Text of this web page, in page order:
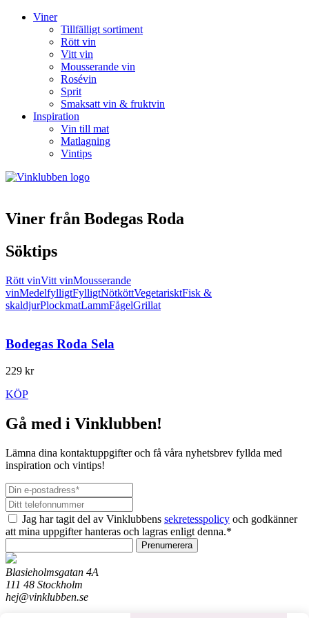
Viner
Tillfälligt sortiment
Rött vin
Vitt vin
Mousserande vin
Rosévin
Sprit
Smaksatt vin & fruktvin
Inspiration
Vin till mat
Matlagning
Vintips
Viner från Bodegas Roda
Söktips
Rött vinVitt vinMousserande
vinMedelfylligtFylligtNötköttVegetarisktFisk &
skaldjurPlockmatLammFågelGrillat
Bodegas Roda Sela
229 kr
KÖP
Gå med i Vinklubben!
Lämna dina kontaktuppgifter och få våra nyhetsbrev fyllda med
inspiration och vintips!
Jag har tagit del av Vinklubbens sekretesspolicy och godkänner
att mina uppgifter hanteras och lagras enligt denna.*
Prenumerera
Blasieholmsgatan 4A
111 48 Stockholm
hej@vinklubben.se